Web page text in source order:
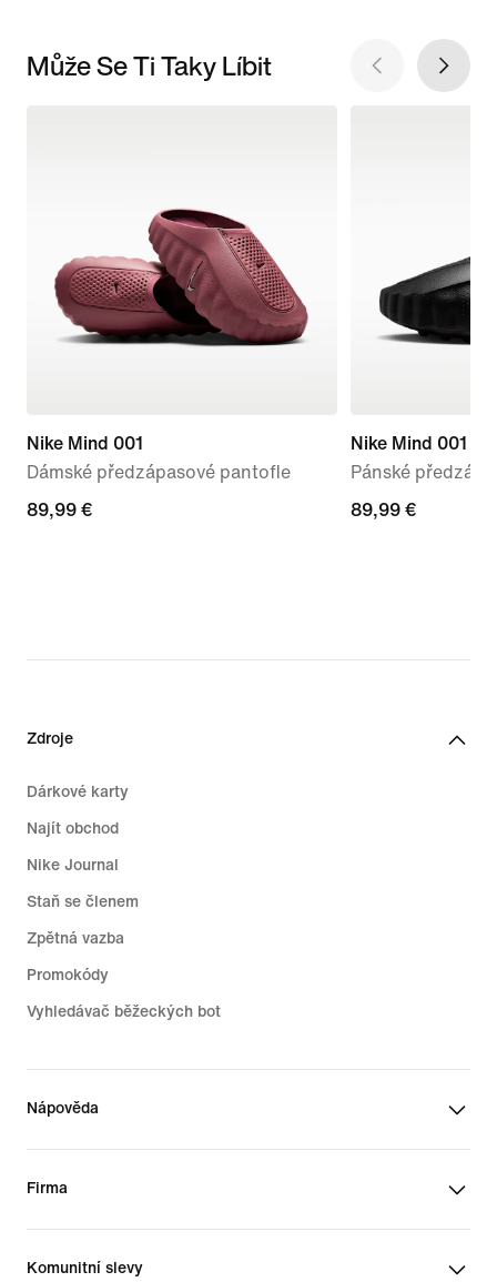
Může Se Ti Taky Líbit
Nike Mind 001
Dámské předzápasové pantofle
89,99 €
89,99 €
Nike Mind 001
Pánské
89,99 €
89,99 €
Zdroje
Dárkové karty
Najít obchod
Nike Journal
Staň se členem
Zpětná vazba
Promokódy
Vyhledávač běžeckých bot
Nápověda
Firma
Komunitní slevy